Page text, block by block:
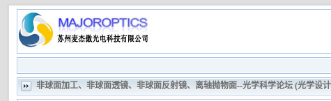
非球面加工、非球面透镜、非球面反射镜、离轴抛物面--光学科学论坛 (光学设